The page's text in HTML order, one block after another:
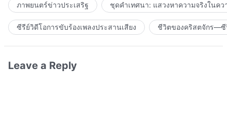
ภาพยนตร์ข่าวประเสริฐ ชุดคำเทศนา: แสวงหาความจริงในคว
ซีรีย์วิดีโอการขับร้องเพลงประสานเสียง ชีวิตของคริสตจักร—ซี
Leave a Reply